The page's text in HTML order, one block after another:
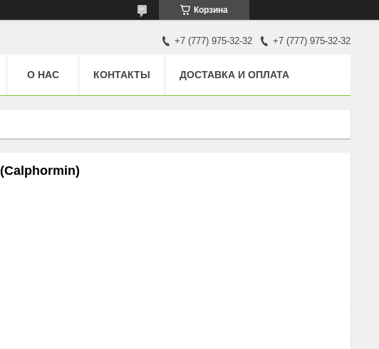
Корзина
+7 (777) 975-32-32 +7 (777) 975-32-32
О НАС КОНТАКТЫ ДОСТАВКА И ОПЛАТА